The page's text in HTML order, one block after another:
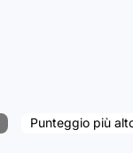
Punteggio più